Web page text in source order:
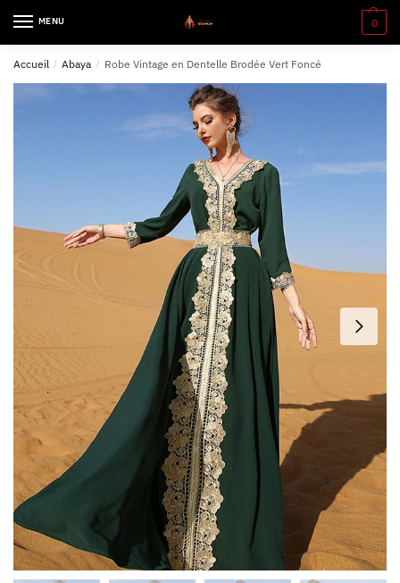
MENU 0
Accueil / Abaya / Robe Vintage en Dentelle Brodée Vert Foncé